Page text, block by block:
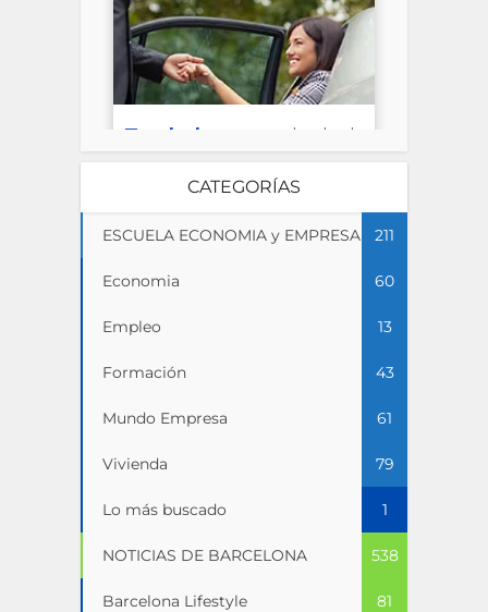
CATEGORÍAS
ESCUELA ECONOMIA y EMPRESA 211
Economia 60
Empleo 13
Formación 43
Mundo Empresa 61
Vivienda 79
Lo más buscado 1
NOTICIAS DE BARCELONA 538
Barcelona Lifestyle 81